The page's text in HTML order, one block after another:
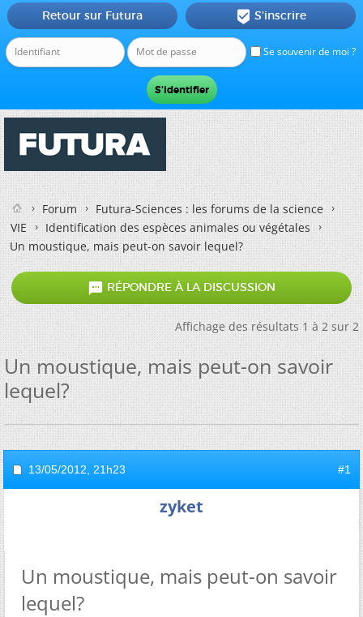
Se souvenir de moi ?
Retour sur Futura  S'inscrire
Forum
Futura-Sciences : les forums de la science
VIE
Identification des espèces animales ou végétales
Un moustique, mais peut-on savoir lequel?
 RÉPONDRE À LA DISCUSSION
Affichage des résultats 1 à 2 sur 2
Un moustique, mais peut-on savoir
lequel?
13/05/2012, 21h23 #1
zyket
Un moustique, mais peut-on savoir
lequel?